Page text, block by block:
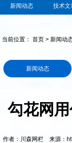
新闻动态 技术文
当前位置：首页 >新闻动
新闻动态
勾花网
作者：川森网栏 来源：